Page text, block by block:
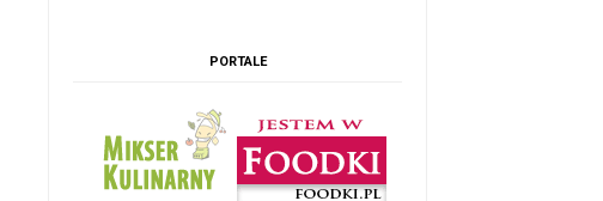
PORTALE